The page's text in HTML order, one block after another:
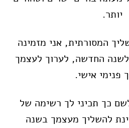
יותר.
המסורתית, אני מזמינה
החדשה, לערוך לעצמך
פנימי אישי.
כך תכיני לך רשימה של
להשליך מעצמך בשנה